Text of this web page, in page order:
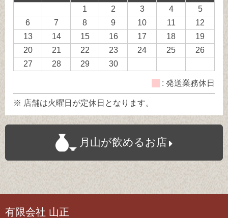
1
2 3 4
5
6
7 8 9 10 11
12
13
14 15 16 17 18
19
20
21 22 23 24 25
26
27
28 29 30
: 発送業務休日
※ 店舗は火曜日が定休日となります。
月山が飲めるお店
有限会社 山正